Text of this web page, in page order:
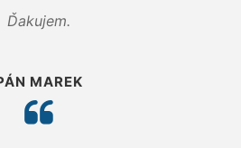
Ďakujem.
MAREK